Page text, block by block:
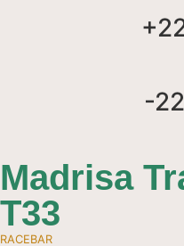
-
Madrisa
T33
RACEBAR